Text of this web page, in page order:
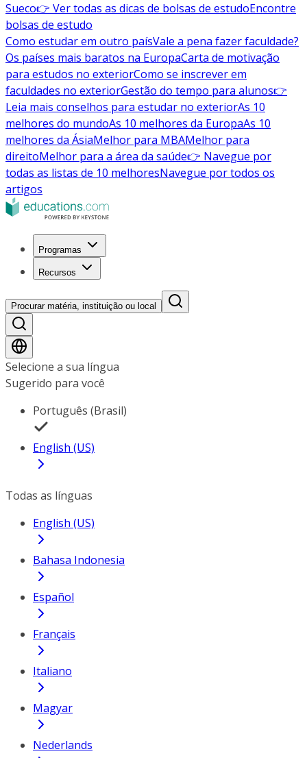
Sueco👉 Ver todas as dicas de bolsas de estudoEncontre
bolsas de estudo
Como estudar em outro paísVale a pena fazer faculdade?
Os países mais baratos na EuropaCarta de motivação
para estudos no exteriorComo se inscrever em
faculdades no exteriorGestão do tempo para alunos👉
Leia mais conselhos para estudar no exteriorAs 10
melhores do mundoAs 10 melhores da EuropaAs 10
melhores da ÁsiaMelhor para MBAMelhor para
direitoMelhor para a área da saúde👉 Navegue por
todas as listas de 10 melhoresNavegue por todos os
artigos
Programas
Recursos
Procurar matéria, instituição ou local
Selecione a sua língua
Sugerido para você
Português (Brasil)
English (US)
Todas as línguas
English (US)
Bahasa Indonesia
Español
Français
Italiano
Magyar
Nederlands